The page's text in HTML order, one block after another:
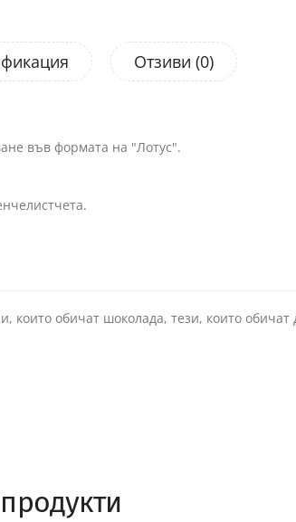
Отзиви (0)
във формата на "Лотус".
обичат шоколада, тези, които обичат